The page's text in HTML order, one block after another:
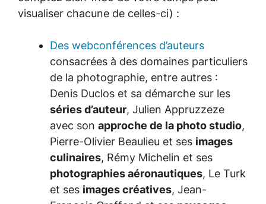
visualiser chacune de celles-ci) :
Des webconférences d’auteurs
consacrées à des domaines particuliers
de la photographie, entre autres :
Denis Duclos et sa démarche sur les
séries d’auteur, Julien Appruzzeze
avec son approche de la photo studio,
Pierre-Olivier Beaulieu et ses images
culinaires, Rémy Michelin et ses
photographies aéronautiques, Le Turk
et ses images créatives, Jean-